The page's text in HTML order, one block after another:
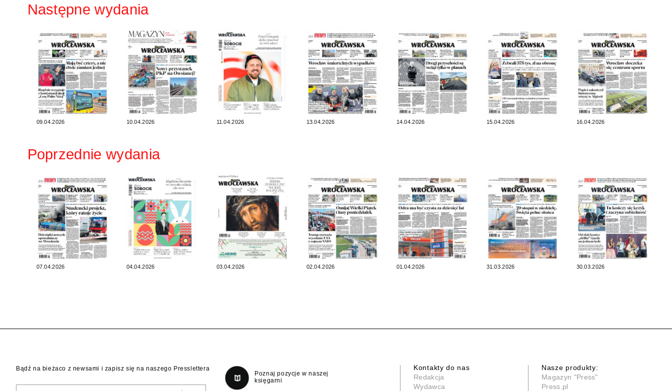
Następne wydania
09.04.2026 10.04.2026 11.04.2026 13.04.2026 14.04.2026 15.04.2026 16.04.2026
Poprzednie wydania
07.04.2026 04.04.2026 03.04.2026 02.04.2026 01.04.2026 31.03.2026 30.03.2026
Bądź na bieżaco z newsami i zapisz się na naszego Presslettera
Poznaj pozycje w naszej
księgarni
Kontakty do nas
Redakcja
Wydawca
Nasze produkty:
Magazyn "Press"
Press.pl